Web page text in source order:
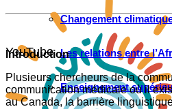
YouTube
Changement
Les relations entre
Enseignement
Introduction
Plusieurs chercheurs de la
communication médicale où il
au Canada, la barrière